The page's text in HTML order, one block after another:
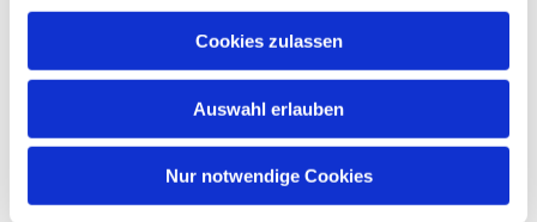
Cookies zulassen
Auswahl erlauben
Nur notwendige Cookies